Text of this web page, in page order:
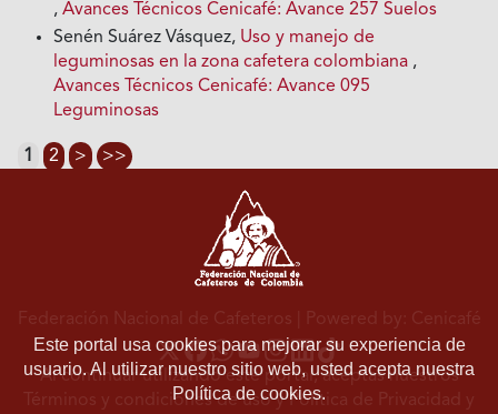
,Avances Técnicos Cenicafé: Avance 257 Suelos
Senén Suárez Vásquez, Uso y manejo de
leguminosas en la zona cafetera colombiana ,
Avances Técnicos Cenicafé: Avance 095
Leguminosas
1 2 > >>
Este portal usa cookies para mejorar su experiencia de
usuario. Al utilizar nuestro sitio web, usted acepta nuestra
Política de cookies.
Federación Nacional de Cafeteros | Powered by: Cenicafé
Al continuar utilizando este portal, aceptas nuestros
Términos y condiciones de usoyPolítica de Privacidad y